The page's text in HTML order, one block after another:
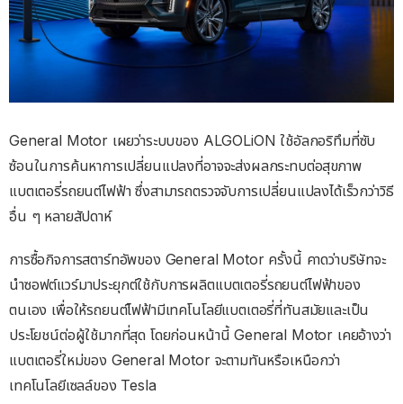
General Motor เผยว่าระบบของ ALGOLiON ใช้อัลกอริทึมที่ซับ
ซ้อนในการค้นหาการเปลี่ยนแปลงที่อาจจะส่งผลกระทบต่อสุขภาพ
แบตเตอรี่รถยนต์ไฟฟ้า ซึ่งสามารถตรวจจับการเปลี่ยนแปลงได้เร็วกว่าวิธี
อื่น ๆ หลายสัปดาห์
การซื้อกิจการสตาร์ทอัพของ General Motor ครั้งนี้ คาดว่าบริษัทจะ
นำซอฟต์แวร์มาประยุกต์ใช้กับการผลิตแบตเตอรี่รถยนต์ไฟฟ้าของ
ตนเอง เพื่อให้รถยนต์ไฟฟ้ามีเทคโนโลยีแบตเตอรี่ที่ทันสมัยและเป็น
ประโยชน์ต่อผู้ใช้มากที่สุด โดยก่อนหน้านี้ General Motor เคยอ้างว่า
แบตเตอรี่ใหม่ของ General Motor จะตามทันหรือเหนือกว่า
เทคโนโลยีเซลล์ของ Tesla